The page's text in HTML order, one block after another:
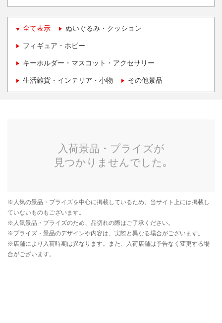
全て表示 ぬいぐるみ・クッション
フィギュア・ホビー
キーホルダー・マスコット・アクセサリー
生活雑貨・インテリア・小物 その他景品